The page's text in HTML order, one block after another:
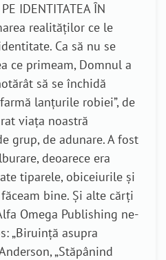
IDENTITATEA ÎN
realităților ce le
Ca să nu se
ce primeam, Domnul a
să se închidă
lanțurile robiei”, de
viața noastră
grup, de adunare. A fost
deoarece era
tiparele, obiceiurile și
bine. Şi alte cărți
Omega Publishing ne-
„Biruință asupra
„Stăpânind